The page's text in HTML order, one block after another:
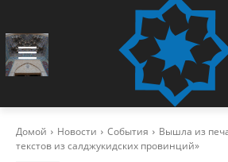
Домой Новости События
Вышла из
текстов из салджукидских провинций»